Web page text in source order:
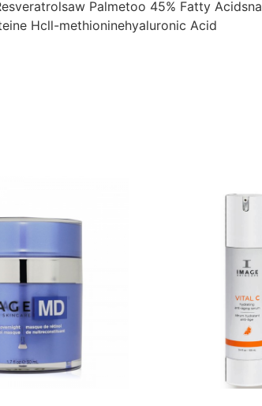
Palmetoo 45% Fatty
Hcll-methioninehyaluronic Acid